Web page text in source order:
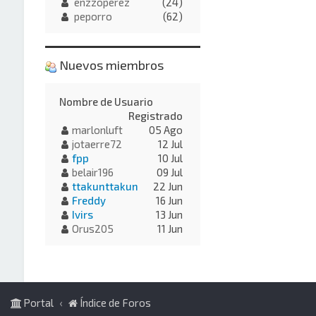
peporro
(62)
Nuevos miembros
Nombre de Usuario
Registrado
marlonluft
05 Ago
jotaerre72
12 Jul
fpp
10 Jul
belair196
09 Jul
ttakunttakun
22 Jun
Freddy
16 Jun
Ivirs
13 Jun
Orus205
11 Jun
Portal Índice de Foros